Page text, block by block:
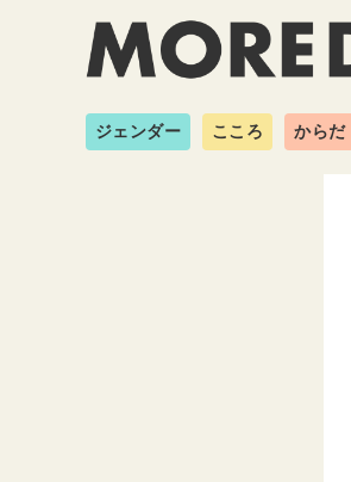
ジェンダー こころ からだ